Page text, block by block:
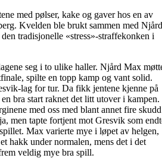
med pølser, kake og gaver hos en av
Kvelden ble brukt sammen med
tradisjonelle «stress»-straffekonken i
seg i to ulike haller. Njård Max
spilte en topp kamp og vant solid.
lag for tur. Da fikk jentene kjenne på
bra start raknet det litt utover i kampen.
med oss med blant annet fire
men tapte fortjent mot Gresvik som
Max varierte mye i løpet av helgen,
hakk under normalen, mens det i det
veldig mye bra spill.